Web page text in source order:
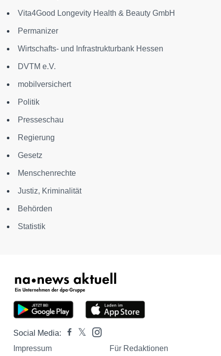
Vita4Good Longevity Health & Beauty GmbH
Permanizer
Wirtschafts- und Infrastrukturbank Hessen
DVTM e.V.
mobilversichert
Politik
Presseschau
Regierung
Gesetz
Menschenrechte
Justiz, Kriminalität
Behörden
Statistik
Social Media:
Impressum
Für Redaktionen